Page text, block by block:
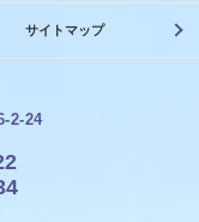
サイトマップ
2-24